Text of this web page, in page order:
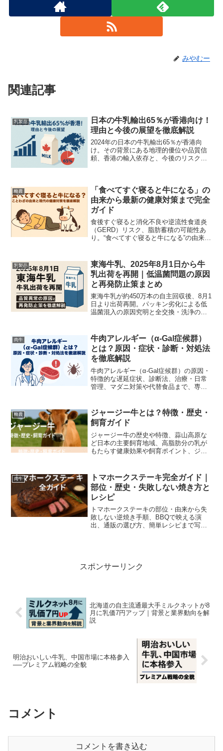
みやむー
関連記事
乳製品
日本の牛乳輸出65％が香港向け！
理由と今後の展望を徹底解説
2024年の日本の牛乳輸出65％が香港向
け。その背景にある地理的優位や品質信
頼、香港の輸入依存と、今後のリスク・
酪農
「食べてすぐ寝ると牛になる」の
由来から最新の健康対策まで完全
ガイド
食後すぐ寝ると消化不良や逆流性食道炎
（GERD）リスク、脂肪蓄積の可能性あ
り。“食べてすぐ寝ると牛になる”の由来・
乳製品
東海牛乳、2025年8月1日から牛
乳出荷を再開｜低温菌問題の原因
と再発防止策まとめ
東海牛乳が約450万本の自主回収後、8月1
日より出荷再開。パッキン劣化による低
温菌混入の原因究明と全交換・洗浄の対
肉牛
牛肉アレルギー（α-Gal症候群）
とは？原因・症状・診断・対処法
を徹底解説
牛肉アレルギー（α-Gal症候群）の原因・
特徴的な遅延症状、診断法、治療・日常
管理、マダニ対策や代替食品まで、専門
酪農
ジャージー牛とは？特徴・歴史・
飼育ガイド
ジャージー牛の歴史や特徴、蒜山高原な
ど日本の主要飼育地域、高脂肪分の乳が
もたらす健康効果や飼育ポイント、ジェ
す。
肉牛
トマホークステーキ完全ガイド｜
部位・歴史・失敗しない焼き方と
レシピ
トマホークステーキの部位・由来から失
敗しない逆焼き手順、BBQで映える演
出、通販の選び方、簡単レシピまで写真
スポンサーリンク
北海道の自主流通最大手ミルクネットが8
月に乳価7円アップ｜背景と業界動向を解
説
明治おいしい牛乳、中国市場に本格参入
──プレミアム戦略の全貌
コメント
コメントを書き込む